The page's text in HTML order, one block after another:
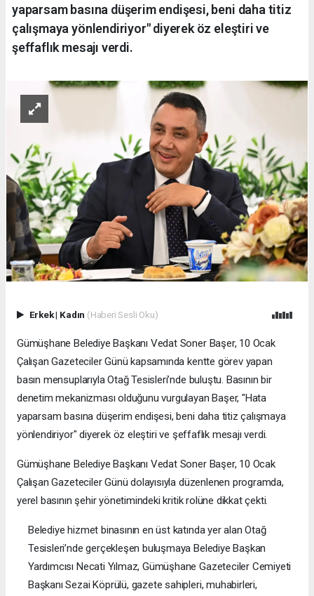
yaparsam basına düşerim endişesi, beni daha titiz
çalışmaya yönlendiriyor" diyerek öz eleştiri ve
şeffaflık mesajı verdi.
Erkek| Kadın (Haberi Sesli Oku)
Gümüşhane Belediye Başkanı Vedat Soner Başer, 10 Ocak
Çalışan Gazeteciler Günü kapsamında kentte görev yapan
basın mensuplarıyla Otağ Tesisleri’nde buluştu. Basının bir
denetim mekanizması olduğunu vurgulayan Başer, "Hata
yaparsam basına düşerim endişesi, beni daha titiz çalışmaya
yönlendiriyor" diyerek öz eleştiri ve şeffaflık mesajı verdi.
Gümüşhane Belediye Başkanı Vedat Soner Başer, 10 Ocak
Çalışan Gazeteciler Günü dolayısıyla düzenlenen programda,
yerel basının şehir yönetimindeki kritik rolüne dikkat çekti.
Belediye hizmet binasının en üst katında yer alan Otağ
Tesisleri’nde gerçekleşen buluşmaya Belediye Başkan
Yardımcısı Necati Yılmaz, Gümüşhane Gazeteciler Cemiyeti
Başkanı Sezai Köprülü, gazete sahipleri, muhabirleri,